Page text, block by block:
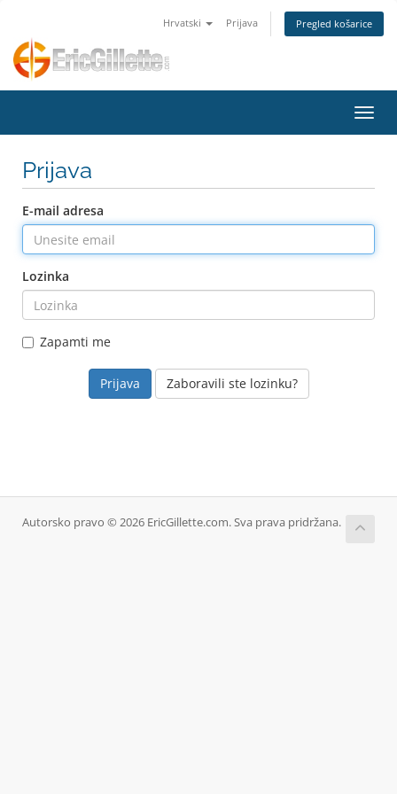
Hrvatski Prijava Pregled košarice
Prijava
E-mail adresa
Lozinka
Zapamti me
Zaboravili ste lozinku?
Autorsko pravo © 2026 EricGillette.com. Sva prava pridržana.